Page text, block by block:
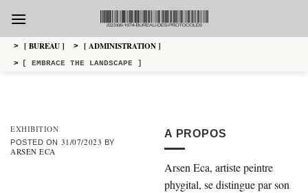
content
> [ BUREAU ] > [ ADMINISTRATION ]
> [ EMBRACE THE LANDSCAPE ]
EXHIBITION
POSTED ON 31/07/2023 BY
ARSEN ECA
A PROPOS
Arsen Eca, artiste peintre
phygital, se distingue par son